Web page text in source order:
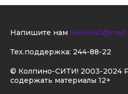
© Колпино-СИТИ! 2003-2024
содержать материалы 12+
Напишите нам
Тех.поддержка: 244-88-22